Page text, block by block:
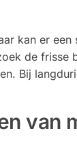
kan er
de
Bij
van